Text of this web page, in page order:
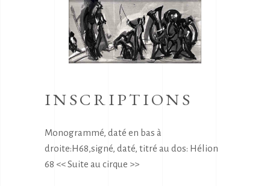
INSCRIPTIONS
Monogrammé, daté en bas à
droite:H68,signé, daté, titré au dos: Hélion
68 << Suite au cirque >>